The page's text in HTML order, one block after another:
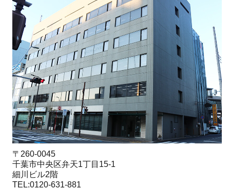
〒260-0045
千葉市中央区弁天1丁目15-1
細川ビル2階
TEL:0120-631-881